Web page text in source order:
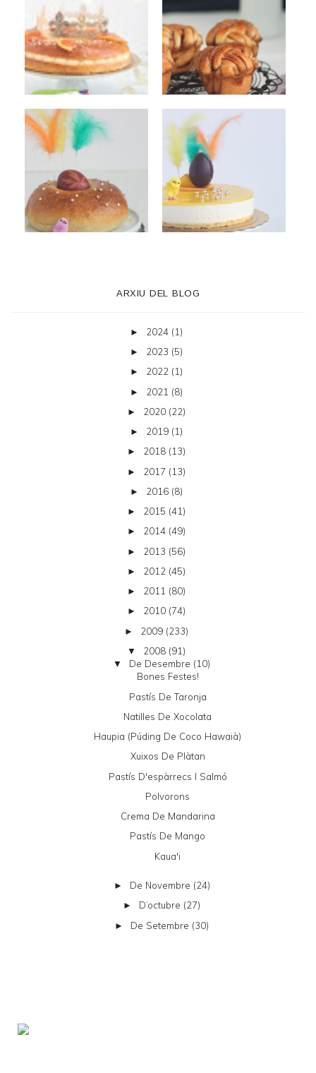
ARXIU DEL BLOG
► 2024 (1)
► 2023 (5)
► 2022 (1)
► 2021 (8)
► 2020 (22)
► 2019 (1)
► 2018 (13)
► 2017 (13)
► 2016 (8)
► 2015 (41)
► 2014 (49)
► 2013 (56)
► 2012 (45)
► 2011 (80)
► 2010 (74)
► 2009 (233)
▼ 2008 (91)
▼ De Desembre (10)
Bones Festes!
Pastís De Taronja
Natilles De Xocolata
Haupia (púding De Coco Hawaià)
Xuixos De Plàtan
Pastís D'espàrrecs I Salmó
Polvorons
Crema De Mandarina
Pastís De Mango
Kaua'i
► De Novembre (24)
► D’octubre (27)
► De Setembre (30)